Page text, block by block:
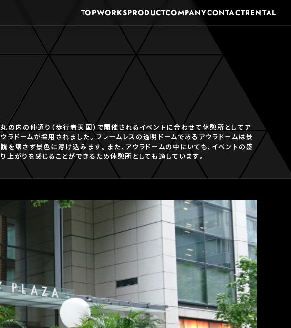
TOPWORKSPRODUCTCOMPANYCONTACTRENTAL
丸の内の仲通り（歩行者天国）で開催されるイベントに合わせて休憩所としてア
ウラドームが採用されました。フレームレスの透明ドームであるアウラドームは景
観を壊さず景色に溶け込みます。また、アウラドームの中にいても、イベントの盛
り上がりを感じることができるため休憩所としても適しています。